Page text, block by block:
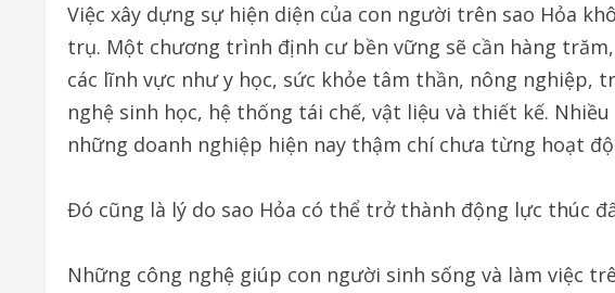
Việc xây dựng sự hiện diện của con người trên sao Hỏa
trụ. Một chương trình định cư bền vững sẽ cần hàng
các lĩnh vực như y học, sức khỏe tâm thần, nông nghiệp,
nghệ sinh học, hệ thống tái chế, vật liệu và thiết kế.
những doanh nghiệp hiện nay thậm chí chưa từng hoạt
Đó cũng là lý do sao Hỏa có thể trở thành động lực thúc
Những công nghệ giúp con người sinh sống và làm việc